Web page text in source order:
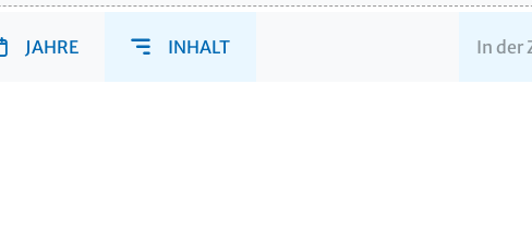
JAHRE INHALT